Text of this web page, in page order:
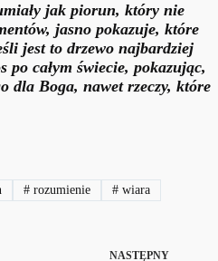
jak piorun, który nie
jasno pokazuje, które
jest to drzewo najbardziej
po całym świecie, pokazując,
dla Boga, nawet rzeczy, które
# rozumienie # wiara
NASTĘPNY